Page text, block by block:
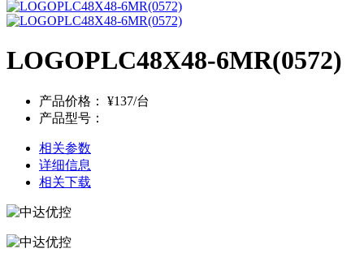
LOGOPLC48X48-6MR(0572)
产品价格：
¥137/台
产品型号：
相关参数
详细信息
相关下载